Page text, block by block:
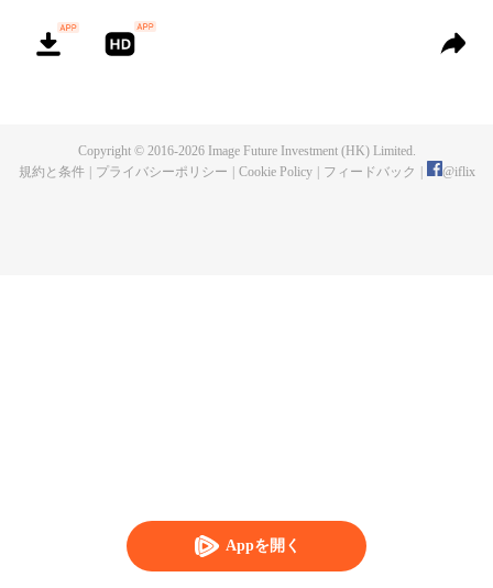
Appを開く
Copyright © 2016-2026Image Future Investment (HK) Limited.
規約と条件
プライバシーポリシー Cookie Policy フィードバック @iflix